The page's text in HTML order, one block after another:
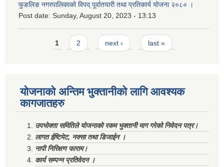
फुङलिङ नगरपालिकाको विपद् पूर्वातयारी तथा प्रतिकार्य योजना २०८० ।
Post date: Sunday, August 20, 2023 - 13:13
Pages1 2 next › last »
योजनाको अन्तिम भुक्तानीको लागि आवश्यक
कागजातहरु
उपभोक्ता समितिले योजनाको रकम भुक्तानी माग गरेको निवेदन पत्र।
लागत ईष्टिमेट, नक्सा तथा डिजाईन ।
नापी निरिक्षण फाराम।
कार्य सम्पन्न प्रतिवेदन ।